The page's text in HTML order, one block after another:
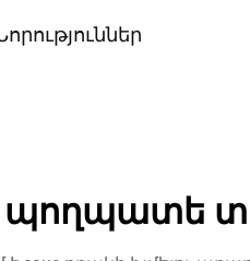
պողպատե